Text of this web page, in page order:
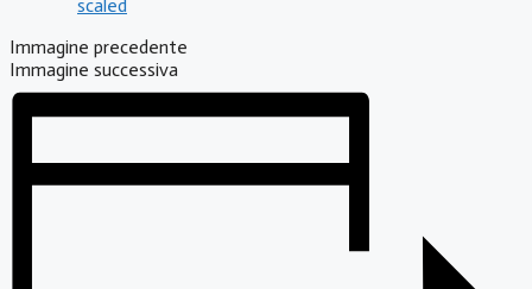
Immagine precedente
Immagine successiva